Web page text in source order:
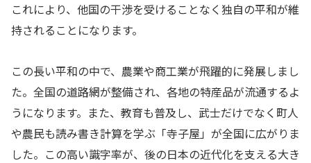
これにより、他国の干渉を受けることなく独自の平和が維
持されることになります。
この長い平和の中で、農業や商工業が飛躍的に発展しまし
た。全国の道路網が整備され、各地の特産品が流通するよ
うになります。また、教育も普及し、武士だけでなく町人
や農民も読み書き計算を学ぶ「寺子屋」が全国に広がりま
した。この高い識字率が、後の日本の近代化を支える大き